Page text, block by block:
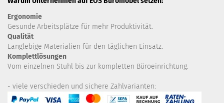
Ergonomie
Gesunde Arbeitsplätze für mehr Produktivität.
Qualität
Langlebige Materialien für den täglichen Einsatz.
Komplettlösungen
Vom einzelnen Stuhl bis zur kompletten Büroeinrichtung.
- viele verschieden und sichere Zahlvarianten: